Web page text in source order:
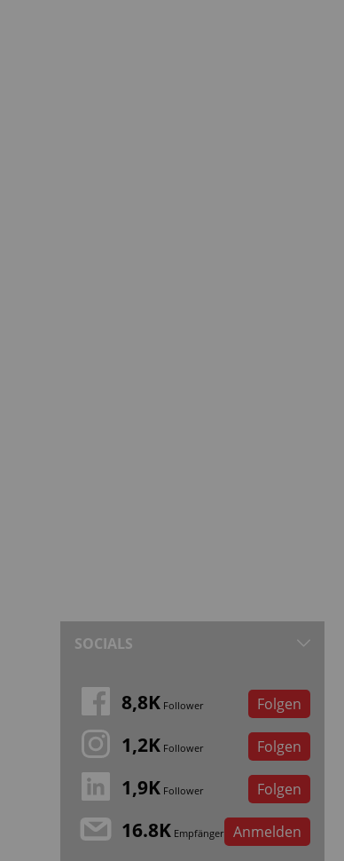
SOCIALS
8,8K Follower Folgen
1,2K Follower Folgen
1,9K Follower Folgen
16.8K Empfänger Anmelden